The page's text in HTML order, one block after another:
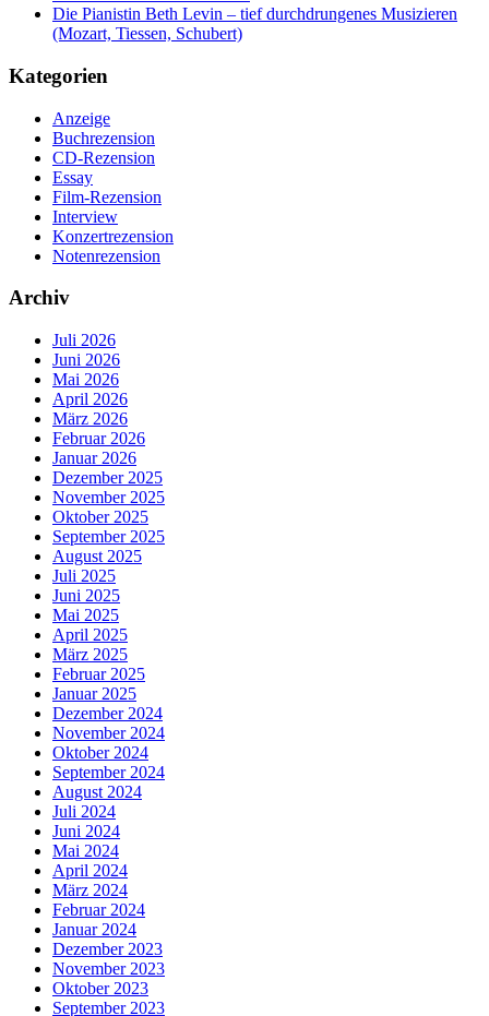
Die Pianistin Beth Levin – tief durchdrungenes Musizieren
(Mozart, Tiessen, Schubert)
Kategorien
Anzeige
Buchrezension
CD-Rezension
Essay
Film-Rezension
Interview
Konzertrezension
Notenrezension
Archiv
Juli 2026
Juni 2026
Mai 2026
April 2026
März 2026
Februar 2026
Januar 2026
Dezember 2025
November 2025
Oktober 2025
September 2025
August 2025
Juli 2025
Juni 2025
Mai 2025
April 2025
März 2025
Februar 2025
Januar 2025
Dezember 2024
November 2024
Oktober 2024
September 2024
August 2024
Juli 2024
Juni 2024
Mai 2024
April 2024
März 2024
Februar 2024
Januar 2024
Dezember 2023
November 2023
Oktober 2023
September 2023